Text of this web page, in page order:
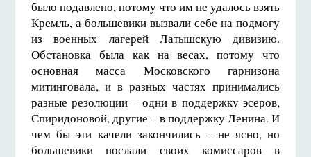
было подавлено, потому что им не удалось взять
Кремль, а большевики вызвали себе на подмогу
из военных лагерей Латышскую дивизию.
Обстановка была как на весах, потому что
основная масса Московского гарнизона
митинговала, и в разных частях принимались
разные резолюции – одни в поддержку эсеров,
Спиридоновой, другие – в поддержку Ленина. И
чем бы эти качели закончились – не ясно, но
большевики послали своих комиссаров в